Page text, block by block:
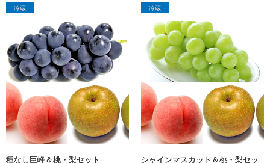
冷蔵
種なし巨峰＆桃・梨セット
冷蔵
シャインマスカット＆桃・梨セッ